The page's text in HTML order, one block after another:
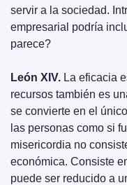
servir a la sociedad.
empresarial podría
parece?
León XIV. La eficacia
recursos también es
se convierte en el
las personas como si
misericordia no
económica. Consiste
puede ser reducido a